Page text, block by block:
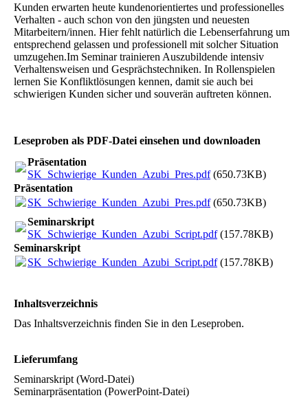
Kunden erwarten heute kundenorientiertes und professionelles
Verhalten - auch schon von den jüngsten und neuesten
Mitarbeitern/innen. Hier fehlt natürlich die Lebenserfahrung um
entsprechend gelassen und professionell mit solcher Situation
umzugehen.Im Seminar trainieren Auszubildende intensiv
Verhaltensweisen und Gesprächstechniken. In Rollenspielen
lernen Sie Konfliktlösungen kennen, damit sie auch bei
schwierigen Kunden sicher und souverän auftreten können.
Leseproben als PDF-Datei einsehen und downloaden
Präsentation
SK_Schwierige_Kunden_Azubi_Pres.pdf(650.73KB)
Präsentation
SK_Schwierige_Kunden_Azubi_Pres.pdf(650.73KB)
Seminarskript
SK_Schwierige_Kunden_Azubi_Script.pdf(157.78KB)
Seminarskript
SK_Schwierige_Kunden_Azubi_Script.pdf(157.78KB)
Inhaltsverzeichnis
Das Inhaltsverzeichnis finden Sie in den Leseproben.
Lieferumfang
Seminarskript (Word-Datei)
Seminarpräsentation (PowerPoint-Datei)